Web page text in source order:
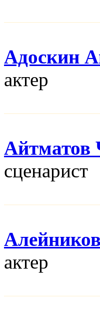
Адоскин
актер
Айтматов
сценарист
актер